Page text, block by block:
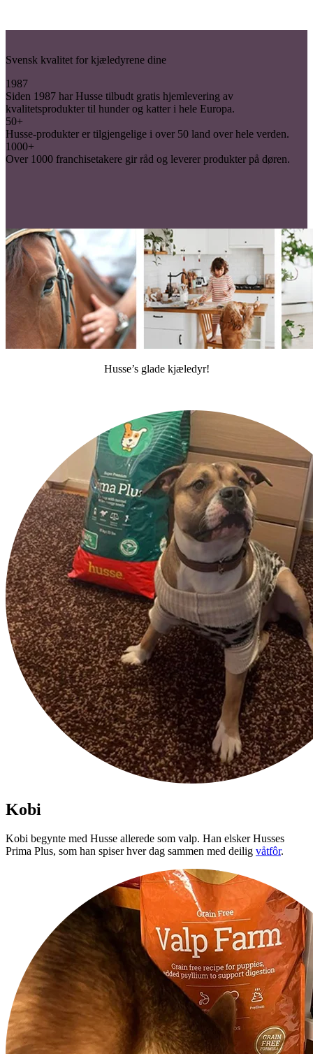
Svensk kvalitet for kjæledyrene dine
1987
Siden 1987 har Husse tilbudt gratis hjemlevering av
kvalitetsprodukter til hunder og katter i hele Europa.
50+
Husse-produkter er tilgjengelige i over 50 land over hele verden.
1000+
Over 1000 franchisetakere gir råd og leverer produkter på døren.
Husse’s glade kjæledyr!
Kobi
Kobi begynte med Husse allerede som valp. Han elsker Husses
Prima Plus, som han spiser hver dag sammen med deilig våtfôr.